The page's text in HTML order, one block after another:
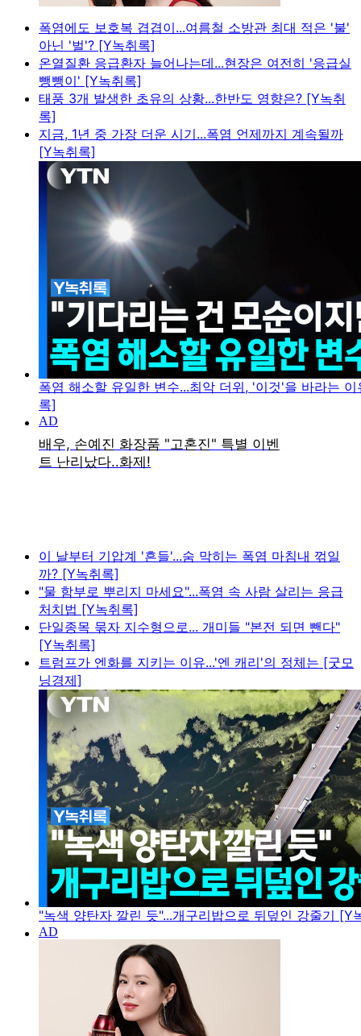
폭염에도 보호복 겹겹이...여름철 소방관 최대 적은 '불'
아닌 '벌'? [Y녹취록]
온열질환 응급환자 늘어나는데...현장은 여전히 '응급실
뺑뺑이' [Y녹취록]
태풍 3개 발생한 초유의 상황...한반도 영향은? [Y녹취
록]
지금, 1년 중 가장 더운 시기...폭염 언제까지 계속될까
[Y녹취록]
폭염 해소할 유일한 변수...최악 더위, '이것'을 바라는
록]
이 날부터 기압계 '흔들'...숨 막히는 폭염 마침내 꺾일
까? [Y녹취록]
"물 함부로 뿌리지 마세요"...폭염 속 사람 살리는 응급
처치법 [Y녹취록]
단일종목 묶자 지수형으로... 개미들 "본전 되면 뺀다"
[Y녹취록]
트럼프가 엔화를 지키는 이유...'엔 캐리'의 정체는 [굿모
닝경제]
"녹색 양탄자 깔린 듯"...개구리밥으로 뒤덮인 강줄기 [Y